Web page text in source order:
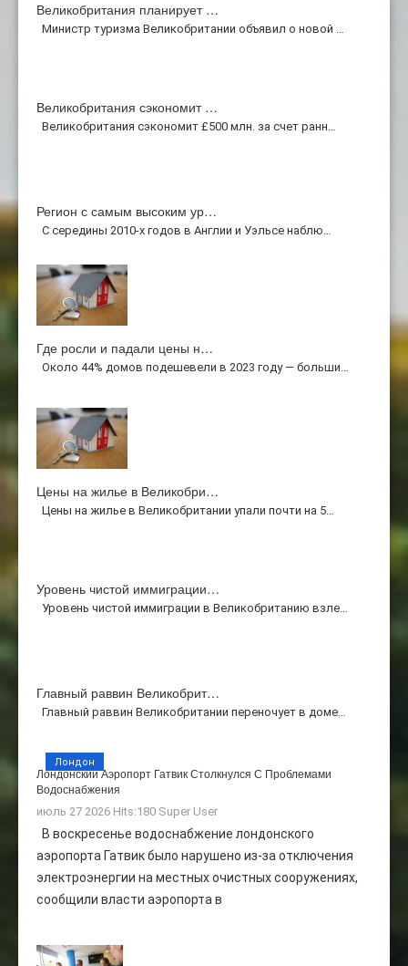
Великобритания планирует …
Министр туризма Великобритании объявил о новой …
Великобритания сэкономит …
Великобритания сэкономит £500 млн. за счет ранн…
Регион с самым высоким ур…
С середины 2010-х годов в Англии и Уэльсе наблю…
Где росли и падали цены н…
Около 44% домов подешевели в 2023 году — больши…
Цены на жилье в Великобри…
Цены на жилье в Великобритании упали почти на 5…
Уровень чистой иммиграции…
Уровень чистой иммиграции в Великобританию взле…
Главный раввин Великобрит…
Главный раввин Великобритании переночует в доме…
Лондонский Аэропорт Гатвик Столкнулся С Проблемами
Водоснабжения
июль 27 2026 Hits:180
Лондон
Super User
В воскресенье водоснабжение лондонского
аэропорта Гатвик было нарушено из-за отключения
электроэнергии на местных очистных сооружениях,
сообщили власти аэропорта в